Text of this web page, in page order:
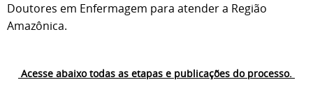
Doutores em Enfermagem para atender a Região
Amazônica.
Acesse abaixo todas as etapas e publicações do processo.